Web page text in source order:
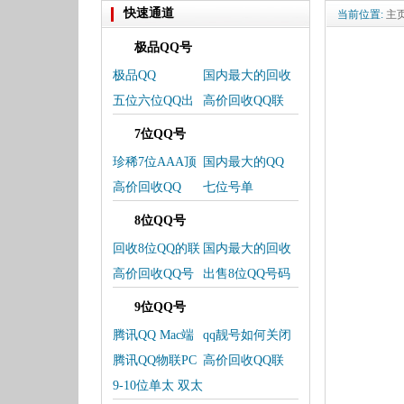
快速通道
极品QQ号
极品QQ
国内最大的回收
QQ-交易平台
五位六位QQ出
售号单
高价回收QQ联
系微信
7位QQ号
珍稀7位AAA顶
级QQ靓号上线
国内最大的QQ
交易平台
高价回收QQ 七位号单
8位QQ号
回收8位QQ的联
系方式
国内最大的回收
QQ，卖QQ交易
平台
高价回收QQ号
码
出售8位QQ号码
欢迎选购
9位QQ号
腾讯QQ Mac端
更新
qq靓号如何关闭
靓号
腾讯QQ物联PC
端服务将下架
高价回收QQ联
9-10位单太 双太
当前位置: 主